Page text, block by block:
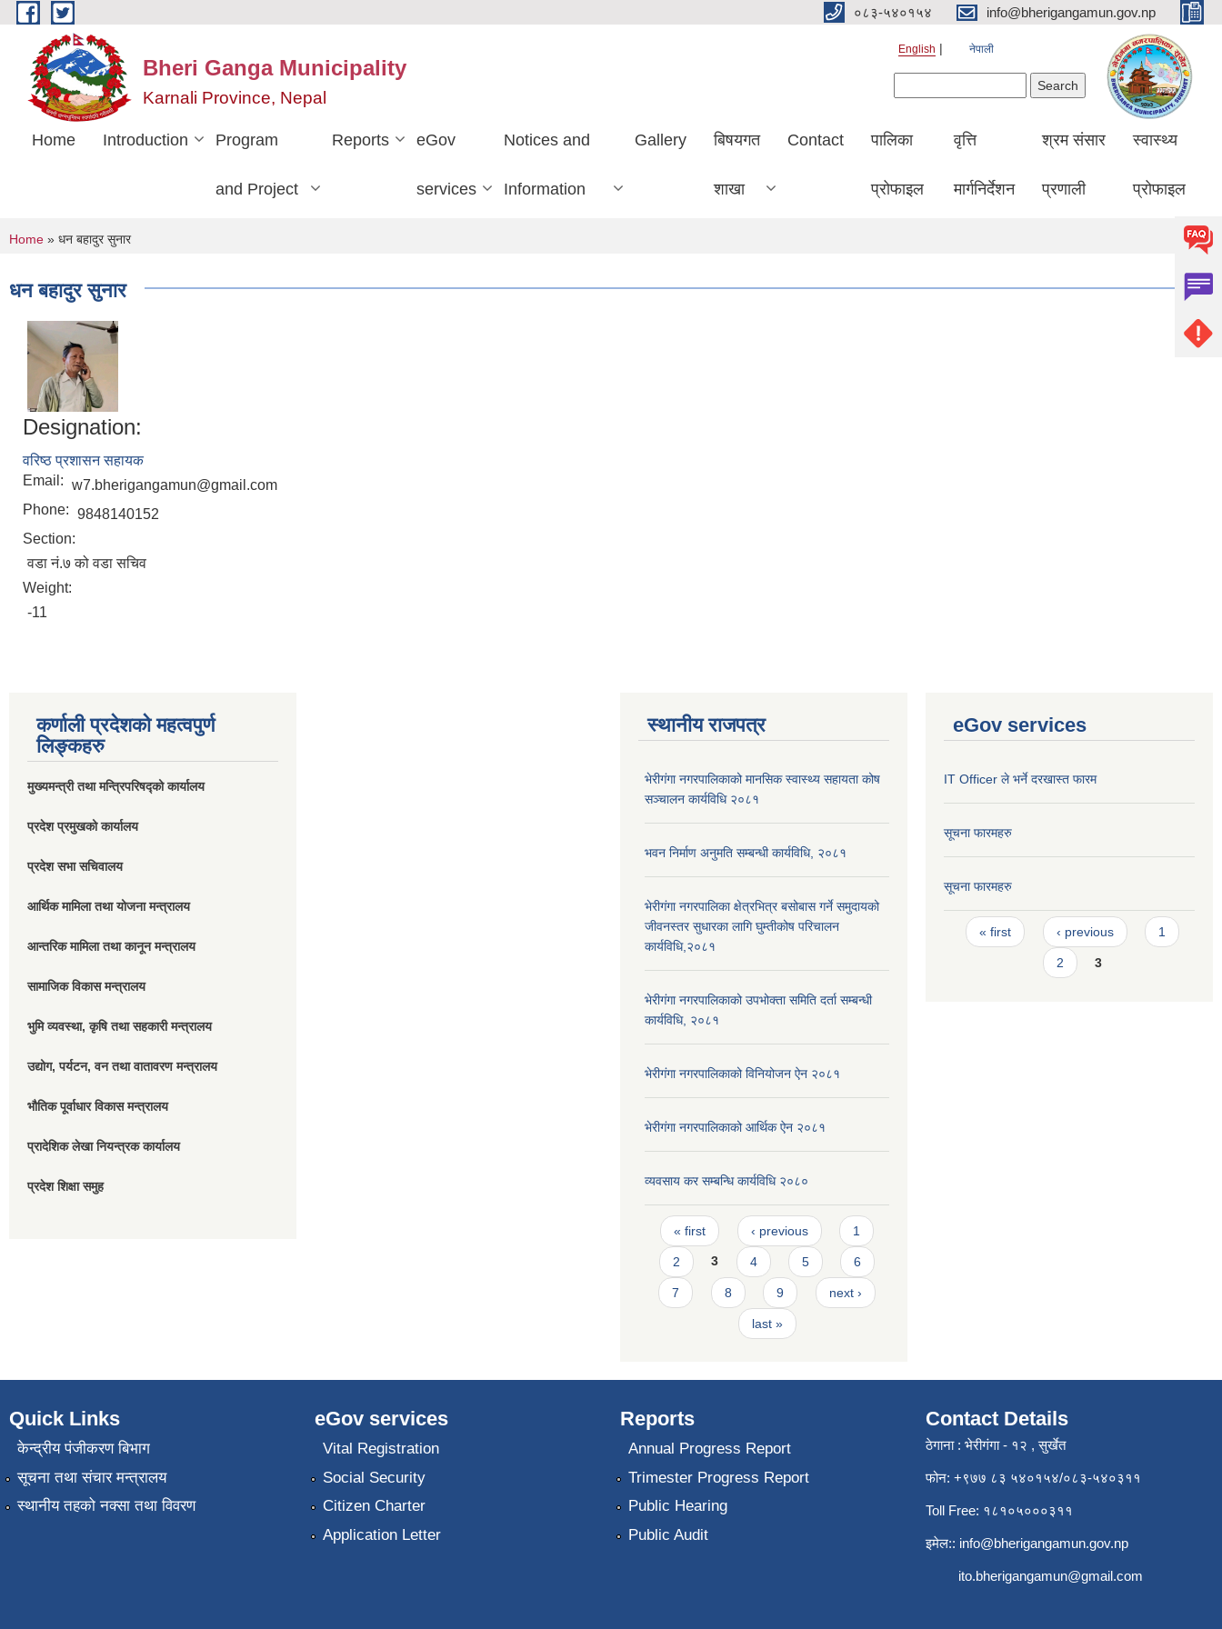
Skip to main content ०८३-५४०१५४ info@bherigangamun.gov.np
Bheri Ganga Municipality
Karnali Province, Nepal
English नेपाली
Home Introduction Program
and Project
Reports eGov
services
Notices and
Information
Gallery बिषयगत
शाखा
Contact पालिका
प्रोफाइल
वृत्ति
मार्गनिर्देशन
श्रम संसार
प्रणाली
स्वास्थ्य
प्रोफाइल
You are here
Home » धन बहादुर सुनार
धन बहादुर सुनार
Designation:
वरिष्ठ प्रशासन सहायक
Email: w7.bherigangamun@gmail.com
Phone: 9848140152
Section:
वडा नं.७ को वडा सचिव
Weight:
-11
कर्णाली प्रदेशको महत्वपुर्ण
लिङ्कहरु
मुख्यमन्त्री तथा मन्त्रिपरिषद्को कार्यालय
प्रदेश प्रमुखको कार्यालय
प्रदेश सभा सचिवालय
आर्थिक मामिला तथा योजना मन्त्रालय
आन्तरिक मामिला तथा कानून मन्त्रालय
सामाजिक विकास मन्त्रालय
भुमि व्यवस्था, कृषि तथा सहकारी मन्त्रालय
उद्योग, पर्यटन, वन तथा वातावरण मन्त्रालय
भौतिक पूर्वाधार विकास मन्त्रालय
प्रादेशिक लेखा नियन्त्रक कार्यालय
प्रदेश शिक्षा समुह
स्थानीय राजपत्र
भेरीगंगा नगरपालिकाको मानसिक स्वास्थ्य सहायता कोष
सञ्चालन कार्यविधि २०८१
भवन निर्माण अनुमति सम्बन्धी कार्यविधि, २०८१
भेरीगंगा नगरपालिका क्षेत्रभित्र बसोबास गर्ने समुदायको
जीवनस्तर सुधारका लागि घुम्तीकोष परिचालन
कार्यविधि,२०८१
भेरीगंगा नगरपालिकाको उपभोक्ता समिति दर्ता सम्बन्धी
कार्यविधि, २०८१
भेरीगंगा नगरपालिकाको विनियोजन ऐन २०८१
भेरीगंगा नगरपालिकाको आर्थिक ऐन २०८१
व्यवसाय कर सम्बन्धि कार्यविधि २०८०
Pages
« first ‹ previous 1
2 3 4 5 6
7 8 9 next ›
last »
eGov services
IT Officer ले भर्ने दरखास्त फारम
सूचना फारमहरु
सूचना फारमहरु
Pages
« first ‹ previous 1
2 3
Quick Links
केन्द्रीय पंजीकरण बिभाग
सूचना तथा संचार मन्त्रालय
स्थानीय तहको नक्सा तथा विवरण
eGov services
Vital Registration
Social Security
Citizen Charter
Application Letter
Reports
Annual Progress Report
Trimester Progress Report
Public Hearing
Public Audit
Contact Details
ठेगाना : भेरीगंगा - १२ , सुर्खेत
फोन: +९७७ ८३ ५४०१५४/०८३-५४०३११
Toll Free: १८१०५०००३११
इमेल:: info@bherigangamun.gov.np
ito.bherigangamun@gmail.com